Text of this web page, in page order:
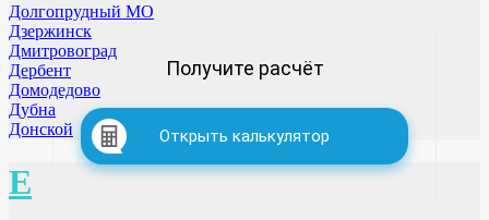
Долгопрудный МО
Дзержинск
Дмитровоград
Дербент
Домодедово
Дубна
Донской
Е
Получите расчёт
Открыть калькулятор